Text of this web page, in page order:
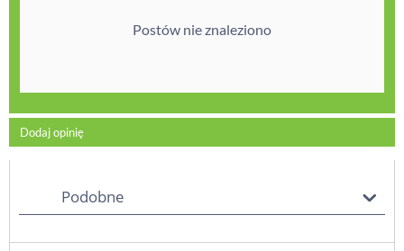
Postów nie znaleziono
Dodaj opinię
Podobne